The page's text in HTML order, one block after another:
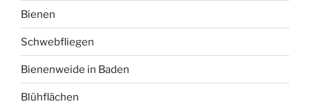
Bienen
Schwebfliegen
Bienenweide in Baden
Blühflächen